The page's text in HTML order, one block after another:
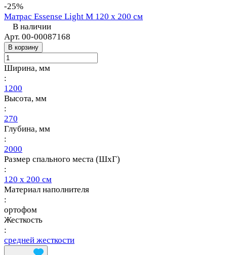
-25%
Матрас Essense Light M 120 х 200 см
В наличии
Арт. 00-00087168
В корзину
Ширина, мм
:
1200
Высота, мм
:
270
Глубина, мм
:
2000
Размер спального места (ШхГ)
:
120 х 200 см
Материал наполнителя
:
ортофом
Жесткость
:
средней жесткости